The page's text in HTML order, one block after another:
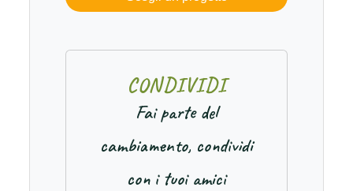
CONDIVIDI
Fai parte del
cambiamento, condividi
con i tuoi amici